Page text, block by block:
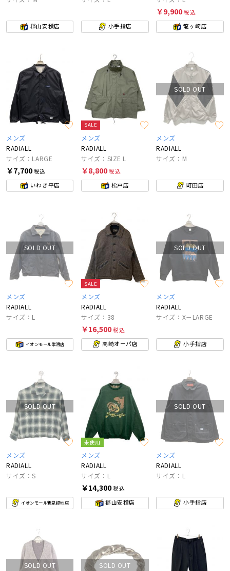
郡山安積店 小手指店
￥9,900税込
龍ヶ崎店
メンズ
RADIALL
サイズ：LARGE
￥7,700税込
いわき平店
SALE
メンズ
RADIALL
サイズ：SIZE L
￥8,800税込
松戸店
SOLD OUT
メンズ
RADIALL
サイズ：M
町田店
SOLD OUT
メンズ
RADIALL
サイズ：L
イオンモール常滑店
SALE
メンズ
RADIALL
サイズ：38
￥16,500税込
高崎オーパ店
SOLD OUT
メンズ
RADIALL
サイズ：X－LARGE
小手指店
SOLD OUT
メンズ
RADIALL
サイズ：S
イオンモール鶴見緑地店
未使用
メンズ
RADIALL
サイズ：L
￥14,300税込
郡山安積店
SOLD OUT
メンズ
RADIALL
サイズ：L
小手指店
SOLD OUT SOLD OUT